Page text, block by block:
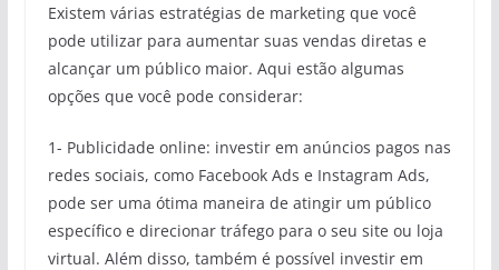
Existem várias estratégias de marketing que você
pode utilizar para aumentar suas vendas diretas e
alcançar um público maior. Aqui estão algumas
opções que você pode considerar:
1- Publicidade online: investir em anúncios pagos nas
redes sociais, como Facebook Ads e Instagram Ads,
pode ser uma ótima maneira de atingir um público
específico e direcionar tráfego para o seu site ou loja
virtual. Além disso, também é possível investir em